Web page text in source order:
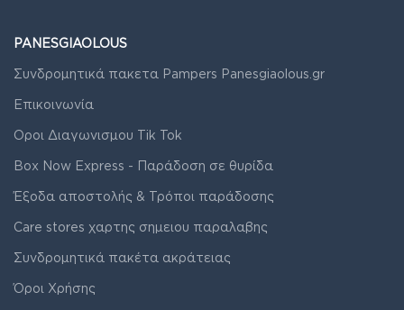
PANESGIAOLOUS
Συνδρομητικά πακετα Pampers Panesgiaolous.gr
Επικοινωνία
Οροι Διαγωνισμου Tik Tok
Box Now Express - Παράδοση σε θυρίδα
Έξοδα αποστολής & Τρόποι παράδοσης
Care stores χαρτης σημειου παραλαβης
Συνδρομητικά πακέτα ακράτειας
Όροι Χρήσης